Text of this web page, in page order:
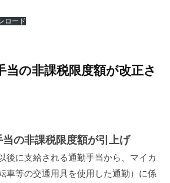
o
ロード
当の非課税限度額が改正さ
の非課税限度額が引上げ
後に支給される通勤手当から、マイカ
車等の交通用具を使用した通勤）に係